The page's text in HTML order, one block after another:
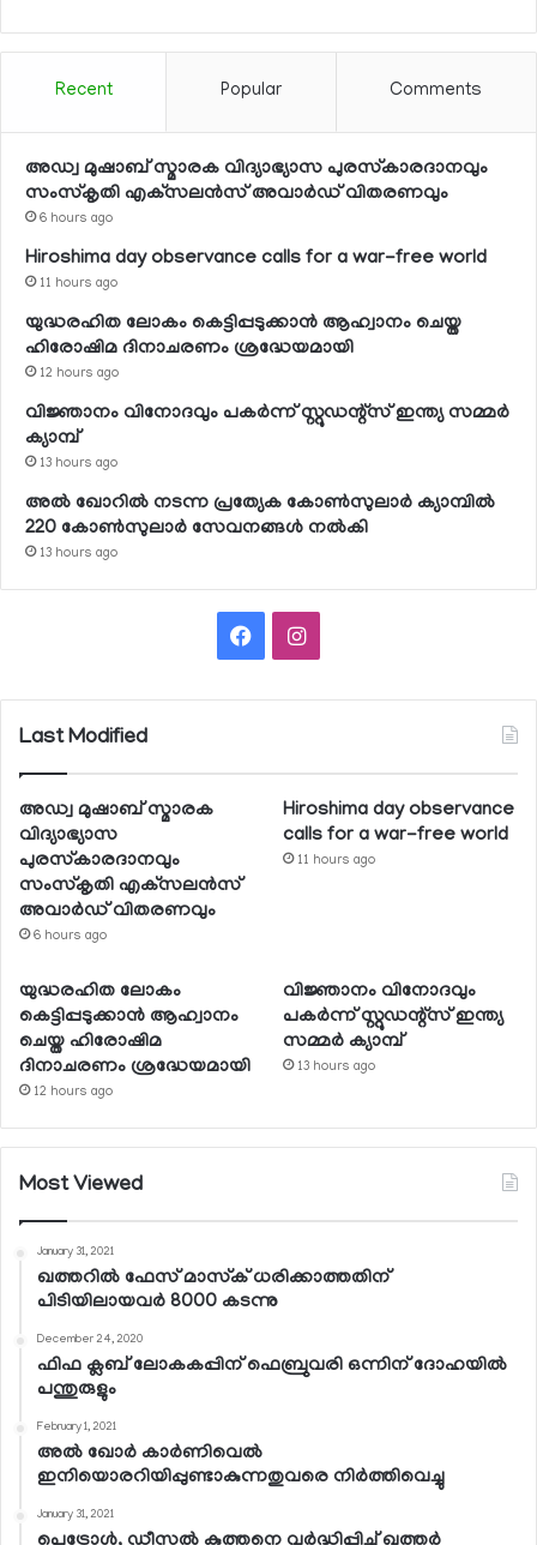
Recent Popular Comments
അഡ്വ മുഷാബ് സ്മാരക വിദ്യാഭ്യാസ പുരസ്‌കാരദാനവും
സംസ്‌കൃതി എക്‌സലന്‍സ് അവാര്‍ഡ് വിതരണവും
6 hours ago
Hiroshima day observance calls for a war-free world
11 hours ago
യുദ്ധരഹിത ലോകം കെട്ടിപ്പടുക്കാന്‍ ആഹ്വാനം ചെയ്ത
ഹിരോഷിമ ദിനാചരണം ശ്രദ്ധേയമായി
12 hours ago
വിജ്ഞാനം വിനോദവും പകര്‍ന്ന് സ്റ്റുഡന്റ്‌സ് ഇന്ത്യ സമ്മര്‍
ക്യാമ്പ്
13 hours ago
അല്‍ ഖോറില്‍ നടന്ന പ്രത്യേക കോണ്‍സുലാര്‍ ക്യാമ്പില്‍
220 കോണ്‍സുലാര്‍ സേവനങ്ങള്‍ നല്‍കി
13 hours ago
FacebookInstagram
Last Modified
അഡ്വ മുഷാബ് സ്മാരക
വിദ്യാഭ്യാസ
പുരസ്‌കാരദാനവും
സംസ്‌കൃതി എക്‌സലന്‍സ്
അവാര്‍ഡ് വിതരണവും
6 hours ago
Hiroshima day observance
calls for a war-free world
11 hours ago
യുദ്ധരഹിത ലോകം
കെട്ടിപ്പടുക്കാന്‍ ആഹ്വാനം
ചെയ്ത ഹിരോഷിമ
ദിനാചരണം ശ്രദ്ധേയമായി
12 hours ago
വിജ്ഞാനം വിനോദവും
പകര്‍ന്ന് സ്റ്റുഡന്റ്‌സ് ഇന്ത്യ
സമ്മര്‍ ക്യാമ്പ്
13 hours ago
Most Viewed
January 31, 2021
ഖത്തറില്‍ ഫേസ് മാസ്‌ക് ധരിക്കാത്തതിന്
പിടിയിലായവര്‍ 8000 കടന്നു
December 24, 2020
ഫിഫ ക്ലബ് ലോകകപ്പിന് ഫെബ്രുവരി ഒന്നിന് ദോഹയില്‍
പന്തുരുളും
February 1, 2021
അല്‍ ഖോര്‍ കാര്‍ണിവെല്‍
ഇനിയൊരറിയിപ്പുണ്ടാകുന്നതുവരെ നിര്‍ത്തിവെച്ചു
January 31, 2021